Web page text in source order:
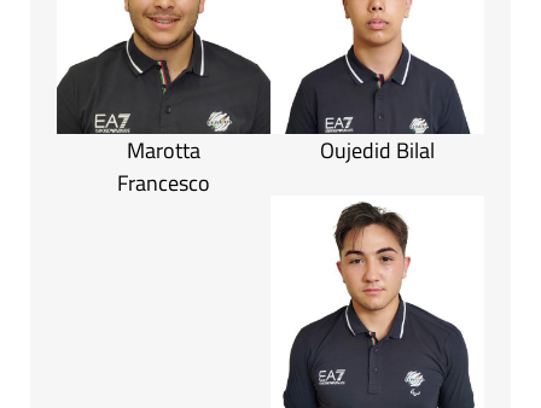
Marotta
Francesco
Oujedid Bilal